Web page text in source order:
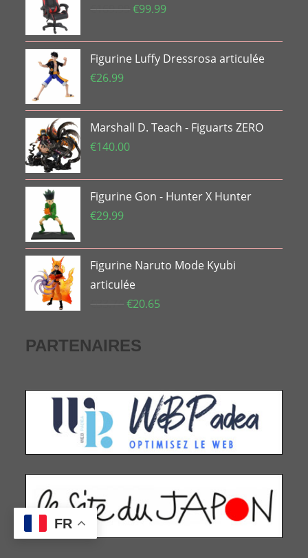
€169.99 Le
initial
était :
€99.99Le
actuel
est :
Figurine Luffy Dressrosa articulée
€26.99
Marshall D. Teach - Figuarts ZERO
€140.00
Figurine Gon - Hunter X Hunter
€29.99
Figurine Naruto Mode Kyubi
articulée
€33.74 Le
initial
était :
€20.65
PARTENAIRES
FR